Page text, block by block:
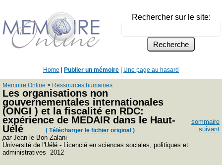
Rechercher sur le site:
Home Publier un mémoire Une page au hasard
Memoire Online > Ressources humaines
Les organisations non
gouvernementales internationales
(ONGI ) et la fiscalité en RDC:
expérience de MEDAIR dans le Haut-
Uélé
( Télécharger le fichier original )
parJean le Bon Zalani
Université de l'Uélé - Licencié en sciences sociales, politiques et
administratives 2012
sommaire
suivant